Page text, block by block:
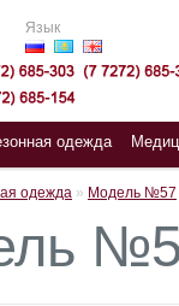
Язык
одежда
одежда » Модель №57